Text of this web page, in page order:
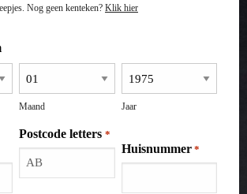
Nog geen kenteken? Klik hier
Maand Jaar
Postcode letters *
Huisnummer *